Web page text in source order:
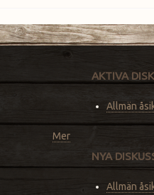
Mer
AKTIVA
Allmän
NYA
Allmän